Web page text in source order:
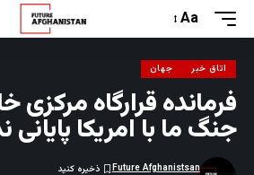
Aa
اتاق خبر جهان
فرمانده قرارگاه مرکزی
جنگ ما با امریکا پایانی
Future Afghanistsan